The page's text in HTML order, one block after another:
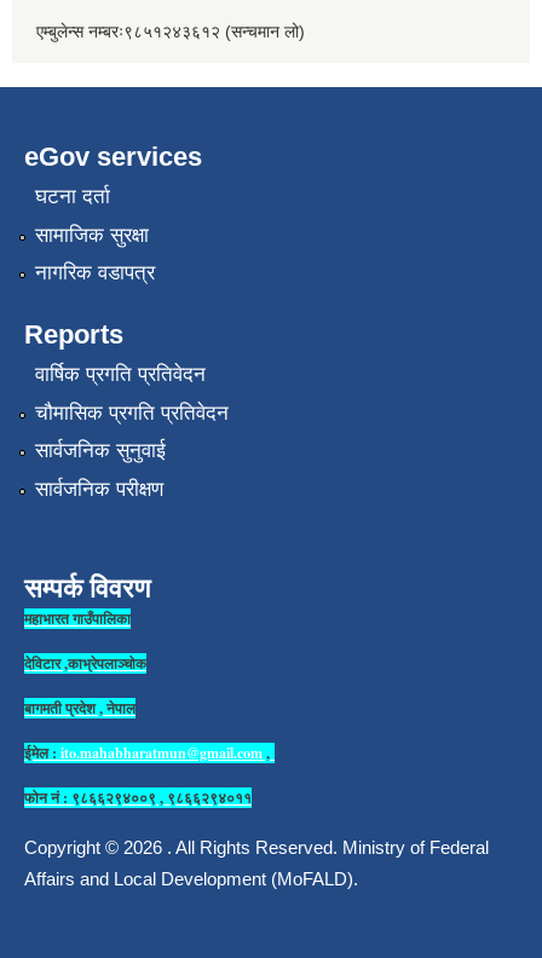
एम्बुलेन्स नम्बरः९८५१२४३६१२ (सन्चमान लो)
eGov services
घटना दर्ता
सामाजिक सुरक्षा
नागरिक वडापत्र
Reports
वार्षिक प्रगति प्रतिवेदन
चौमासिक प्रगति प्रतिवेदन
सार्वजनिक सुनुवाई
सार्वजनिक परीक्षण
सम्पर्क विवरण
महाभारत गाउँपालिका
देविटार ,काभ्रेपलाञ्चोक
बागमती प्रदेश , नेपाल
ईमेल : ito.mahabharatmun@gmail.com,
फोन नं : ९८६६२९४००९ , ९८६६२९४०११
Copyright © 2026 . All Rights Reserved. Ministry of Federal
Affairs and Local Development (MoFALD).